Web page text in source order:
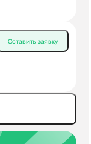
Оставить заявку